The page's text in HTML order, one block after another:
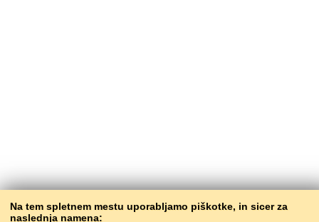
Na tem spletnem mestu uporabljamo piškotke, in sicer za
naslednja namena: